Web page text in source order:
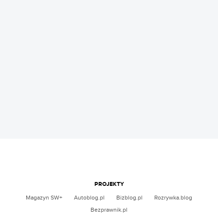
PROJEKTY
Magazyn SW+ Autoblog.pl Bizblog.pl
Rozrywka.blog
Bezprawnik.pl